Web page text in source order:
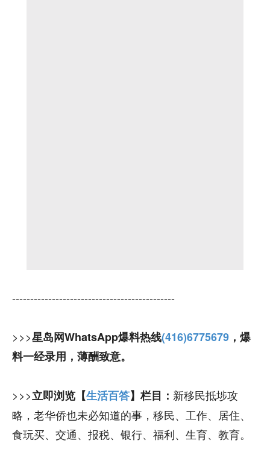
---------------------------------------------
>>>星岛网WhatsApp爆料热线(416)6775679 ，爆
料一经录用，薄酬致意。
>>>立即浏览【生活百答】栏目： 新移民抵埗攻
略，老华侨也未必知道的事，移民、工作、居住、
食玩买、交通、报税、银行、福利、生育、教育。